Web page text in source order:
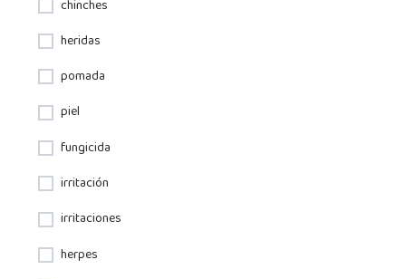
chinches
heridas
pomada
piel
fungicida
irritación
irritaciones
herpes